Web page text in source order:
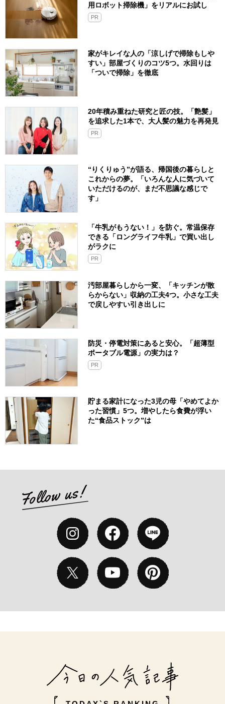
用ロボット掃除機」をリアルにお試し
PR
家がキレイな人の「涼しげで掃除もしや
すい」部屋づくりのコツ5つ。水回りは
「ついで掃除」を徹底
20年積み重ねた研究と匠の技。「艶髪」
を追求した1本で、大人髪の魅力を再発見
PR
“りくりゅう”が語る、帰国後の暮らしと
これからの夢。「いろんな人に気づいて
いただけるのが、まだ不思議な感じで
す」
「牛乳がもうない！」を防ぐ。常温保存
できる「ロングライフ牛乳」で買い出し
がラクに
PR
汚部屋暮らしから一変、「キッチンが散
らからない」収納の工夫4つ。小さな工夫
で戻しやすい引き出しに
防災・停電対策にあると安心。「超薄型
ポータブル電源」の実力は？​
PR
貯まる家計になった3児の母「やめてよか
った習慣」5つ。増やしたら食費が浮い
た“食品ストック”は